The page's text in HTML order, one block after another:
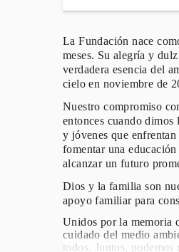
La Fundación nace
meses. Su alegría y
verdadera esencia del
cielo en noviembre de
Nuestro compromiso
entonces cuando
y jóvenes que
fomentar una
alcanzar un futuro
Dios y la familia son
apoyo familiar para
Unidos por la memoria
cuidado del medio
todos. Juntos,